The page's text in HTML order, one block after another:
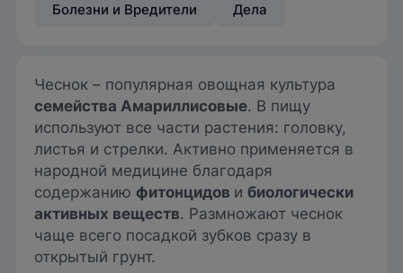
Болезни и Вредители
Дела
Чеснок – популярная овощная культура
семейства Амариллисовые. В пищу
используют все части растения: головку,
листья и стрелки. Активно применяется в
народной медицине благодаря
содержанию фитонцидов и биологически
активных веществ. Размножают чеснок
чаще всего посадкой зубков сразу в
открытый грунт.